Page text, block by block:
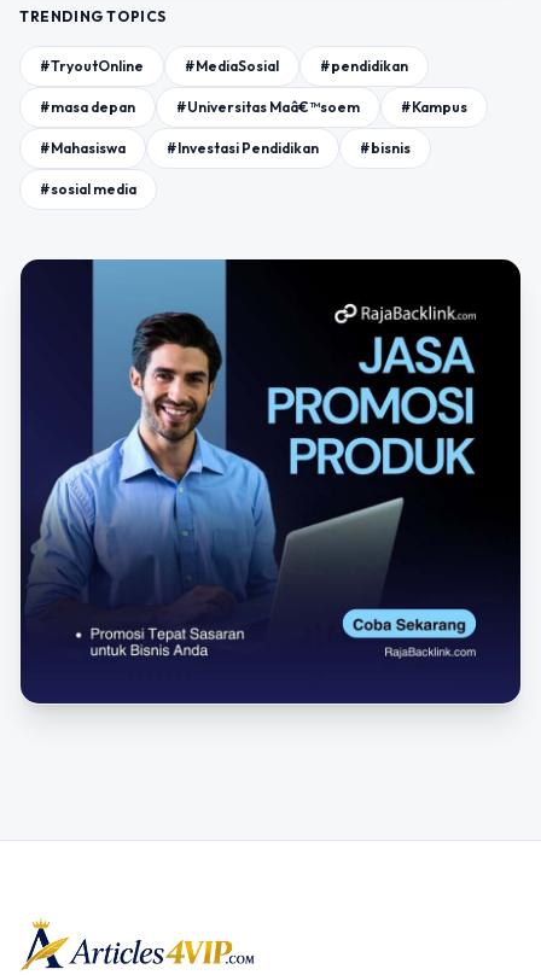
TRENDING TOPICS
#TryoutOnline #MediaSosial #pendidikan
#masa depan #Universitas Maâ€™soem #Kampus
#Mahasiswa #Investasi Pendidikan #bisnis
#sosial media